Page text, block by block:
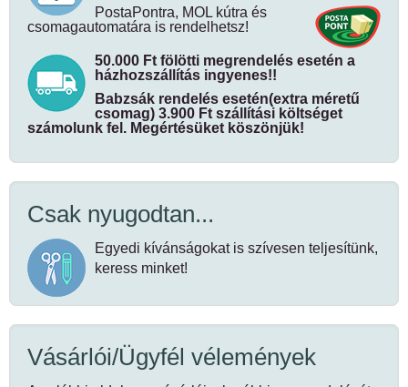
PostaPontra, MOL kútra és
csomagautomatára is rendelhetsz!
50.000 Ft fölötti megrendelés esetén a
házhozszállítás ingyenes!!
Babzsák rendelés esetén(extra méretű
csomag) 3.900 Ft szállítási költséget
számolunk fel. Megértésüket köszönjük!
Csak nyugodtan...
Egyedi kívánságokat is szívesen teljesítünk,
keress minket!
Vásárlói/Ügyfél vélemények